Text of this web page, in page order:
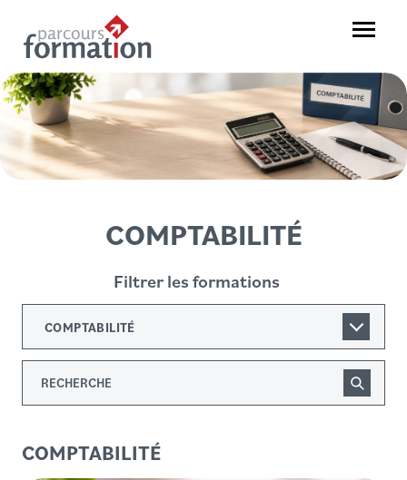
contenu
Formation
Menu
COMPTABILITÉ
Filtrer les formations
COMPTABILITÉ
COMPTABILITÉ